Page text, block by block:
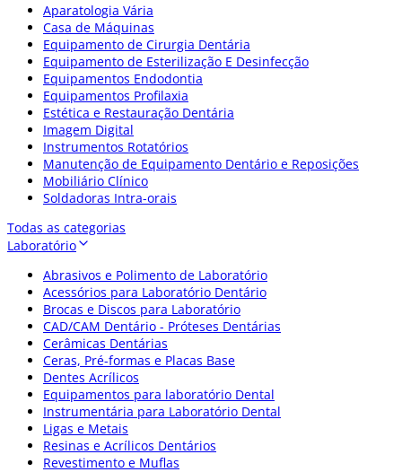
Aparatologia Vária
Casa de Máquinas
Equipamento de Cirurgia Dentária
Equipamento de Esterilização E Desinfecção
Equipamentos Endodontia
Equipamentos Profilaxia
Estética e Restauração Dentária
Imagem Digital
Instrumentos Rotatórios
Manutenção de Equipamento Dentário e Reposições
Mobiliário Clínico
Soldadoras Intra-orais
Todas as categorias
Laboratório
Abrasivos e Polimento de Laboratório
Acessórios para Laboratório Dentário
Brocas e Discos para Laboratório
CAD/CAM Dentário - Próteses Dentárias
Cerâmicas Dentárias
Ceras, Pré-formas e Placas Base
Dentes Acrílicos
Equipamentos para laboratório Dental
Instrumentária para Laboratório Dental
Ligas e Metais
Resinas e Acrílicos Dentários
Revestimento e Muflas